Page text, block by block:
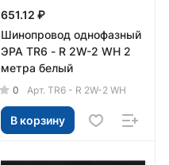
651.12 ₽
Шинопровод однофазный
ЭРА TR6 - R 2W-2 WH 2
метра белый
0 Арт. TR6 - R 2W-2 WH
В корзину